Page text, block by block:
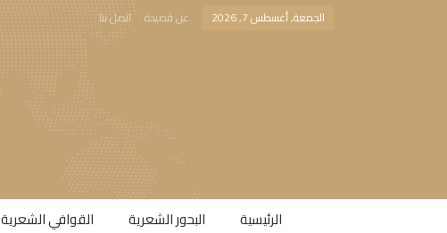
الجمعة, أغسطس 7, 2026 عن قصيدة اتصل بنا
الرئيسية البحور الشعرية​ القوافي الشعرية​